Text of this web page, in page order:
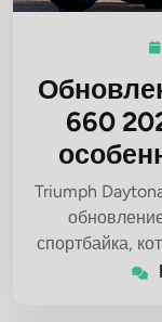
660
Triumph
спортбайка,